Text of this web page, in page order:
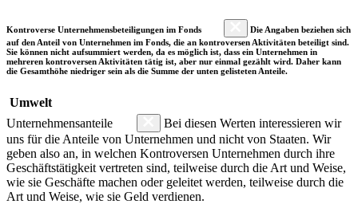
Kontroverse Unternehmensbeteiligungen im Fonds
Die Angaben beziehen sich
auf den Anteil von Unternehmen im Fonds, die an kontroversen Aktivitäten beteiligt sind.
Sie können nicht aufsummiert werden, da es möglich ist, dass ein Unternehmen in
mehreren kontroversen Aktivitäten tätig ist, aber nur einmal gezählt wird. Daher kann
die Gesamthöhe niedriger sein als die Summe der unten gelisteten Anteile.
Umwelt
Unternehmensanteile
Bei diesen Werten interessieren wir
uns für die Anteile von Unternehmen und nicht von Staaten. Wir
geben also an, in welchen Kontroversen Unternehmen durch ihre
Geschäftstätigkeit vertreten sind, teilweise durch die Art und Weise,
wie sie Geschäfte machen oder geleitet werden, teilweise durch die
Art und Weise, wie sie Geld verdienen.